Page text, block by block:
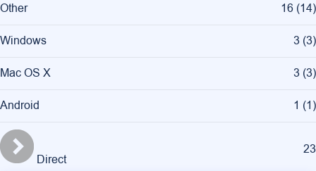
Other 16 (14)
Windows 3 (3)
Mac OS X 3 (3)
Android 1 (1)
Direct
23